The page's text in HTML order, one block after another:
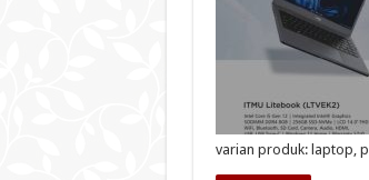
varian produk: laptop,